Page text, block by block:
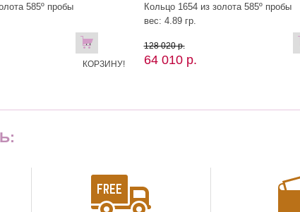
585º пробы
В
КОРЗИНУ!
Кольцо 1654 из золота 585º пробы
вес: 4.89 гр.
128 020 р.
64 010 р.